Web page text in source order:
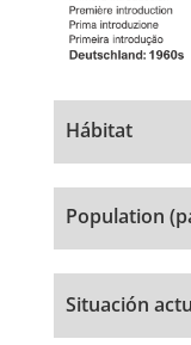
Hábitat
Population
Situación